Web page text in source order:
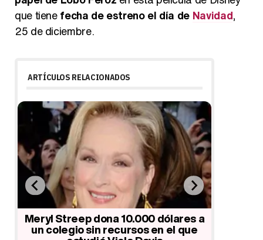
que tienefecha de estreno el día de Navidad,
25 de diciembre.
ARTÍCULOS RELACIONADOS
Meryl Streep dona 10.000 dólares a
un colegio sin recursos en el que